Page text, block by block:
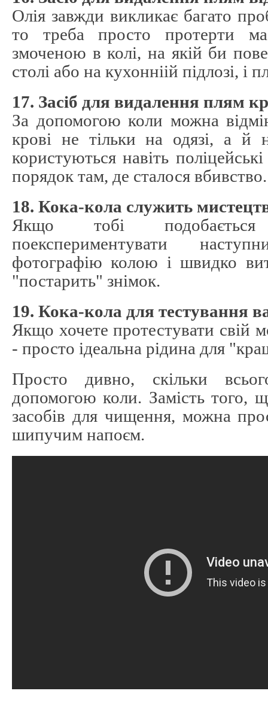
Олія завжди викликає багато
то треба просто протерти
змоченою в колі, на якій би
столі або на кухонніій підлозі, і
17. Засіб для видалення плям
За допомогою коли можна
крові не тільки на одязі, а й
користуються навіть
порядок там, де сталося вбивство.
18. Кока-кола служить
Якщо тобі
поекспериментувати
фотографію колою і швидко
"постарить" знімок.
19. Кока-кола для тестування
Якщо хочете протестувати свій
- просто ідеальна рідина для
Просто дивно, скільки
допомогою коли. Замість того,
засобів для чищення, можна
шипучим напоєм.